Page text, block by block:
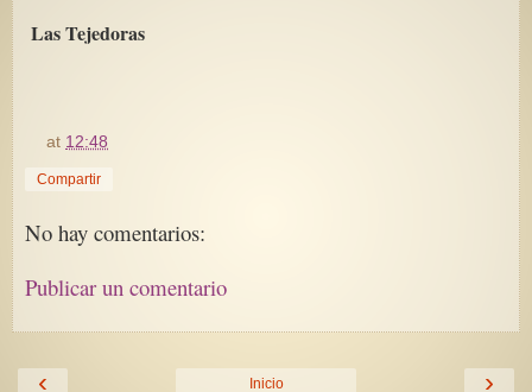
Las Tejedoras
at 12:48
Compartir
No hay comentarios:
Publicar un comentario
‹ ›
Inicio